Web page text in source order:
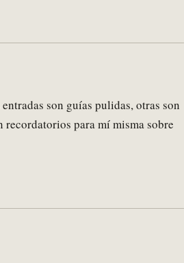
son guías pulidas, otras son
recordatorios para mí misma sobre